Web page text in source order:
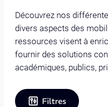
Découvrez nos
divers aspects des
ressources visent à
fournir des solutions
académiques, publics,
Filtres